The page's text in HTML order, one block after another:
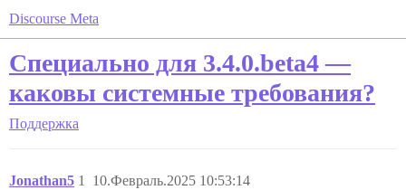
Discourse Meta
Специально для 3.4.0.beta4 —
каковы системные требования?
Поддержка
Jonathan5 10.Февраль.2025 10:53:14
1